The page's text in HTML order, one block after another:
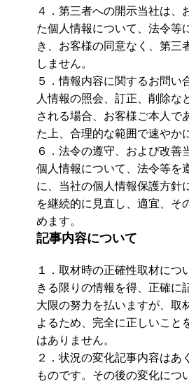
４．第三者への開示当社は、
た個人情報について、法令等
き、お客様の同意なく、第三
しません。
５．情報内容に関するお問い
人情報の照会、訂正、削除な
される場合、お客様ご本人で
た上、合理的な範囲で速やか
６．法令の遵守、および改善
個人情報について、法令等を
に、当社の個人情報保護方針
を継続的に見直し、適宜、そ
めます。
記事内容について
１．取材時の正確性取材につ
きる限りの情報を得、正確に
大限の努力を払いますが、取
よるため、完全に正しいこと
はありません。
２．状況の変化記事内容はあ
ものです。その後の変化につ